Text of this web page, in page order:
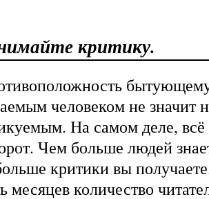
критику.
человеком не значит
На самом деле, всё
Чем больше людей
критики вы
месяцев количество